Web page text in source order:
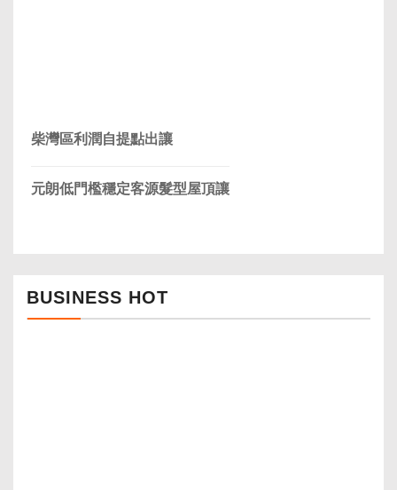
柴灣區利潤自提點出讓
元朗低門檻穩定客源髮型屋頂讓
BUSINESS HOT